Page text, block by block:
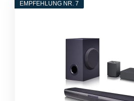
EMPFEHLUNG NR. 7